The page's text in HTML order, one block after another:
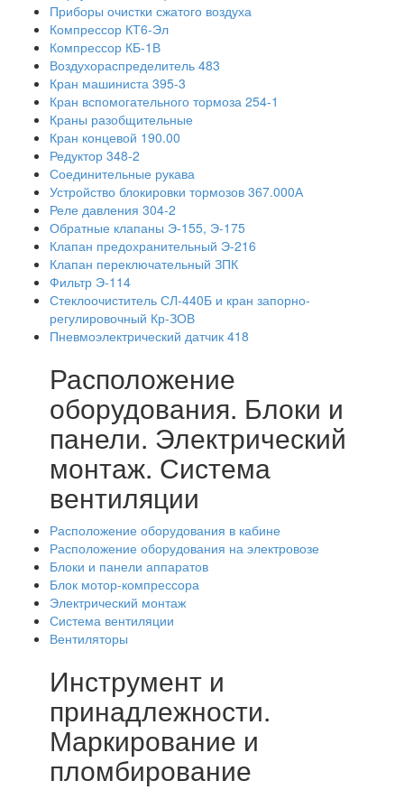
Приборы очистки сжатого воздуха
Компрессор КТ6-Эл
Компрессор КБ-1В
Воздухораспределитель 483
Кран машиниста 395-3
Кран вспомогательного тормоза 254-1
Краны разобщительные
Кран концевой 190.00
Редуктор 348-2
Соединительные рукава
Устройство блокировки тормозов 367.000А
Реле давления 304-2
Обратные клапаны Э-155, Э-175
Клапан предохранительный Э-216
Клапан переключательный ЗПК
Фильтр Э-114
Стеклоочиститель СЛ-440Б и кран запорно-
регулировочный Кр-ЗОВ
Пневмоэлектрический датчик 418
Расположение
оборудования. Блоки и
панели. Электрический
монтаж. Система
вентиляции
Расположение оборудования в кабине
Расположение оборудования на электровозе
Блоки и панели аппаратов
Блок мотор-компрессора
Электрический монтаж
Система вентиляции
Вентиляторы
Инструмент и
принадлежности.
Маркирование и
пломбирование